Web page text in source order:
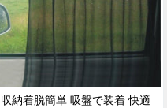
収納着脱簡単 吸盤で装着 快適